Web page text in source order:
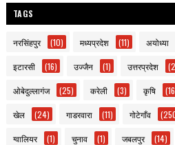
TAGS
नरसिंहपुर (10) मध्यप्रदेश (11) अयोध्या
इटारसी (16) उज्जैन (1) उत्तरप्रदेश
ओबेदुल्लागंज (25) करेली (3) कृषि
खेल (24) गाडरवारा (11) गोटेगाँव
ग्वालियर (1) चुनाव (1) जबलपुर (14)